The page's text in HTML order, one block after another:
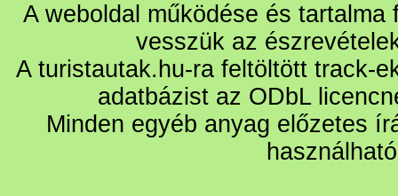
A weboldal működése és
vesszük az
A turistautak.hu-ra feltöltött track-
adatbázist az ODbL
Minden egyéb anyag előzetes